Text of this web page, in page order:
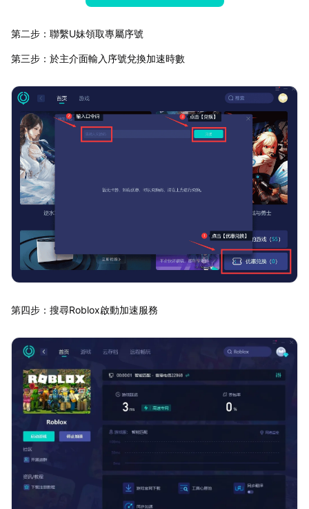
第二步：聯繫U妹領取專屬序號
第三步：於主介面輸入序號兌換加速時數
第四步：搜尋Roblox啟動加速服務